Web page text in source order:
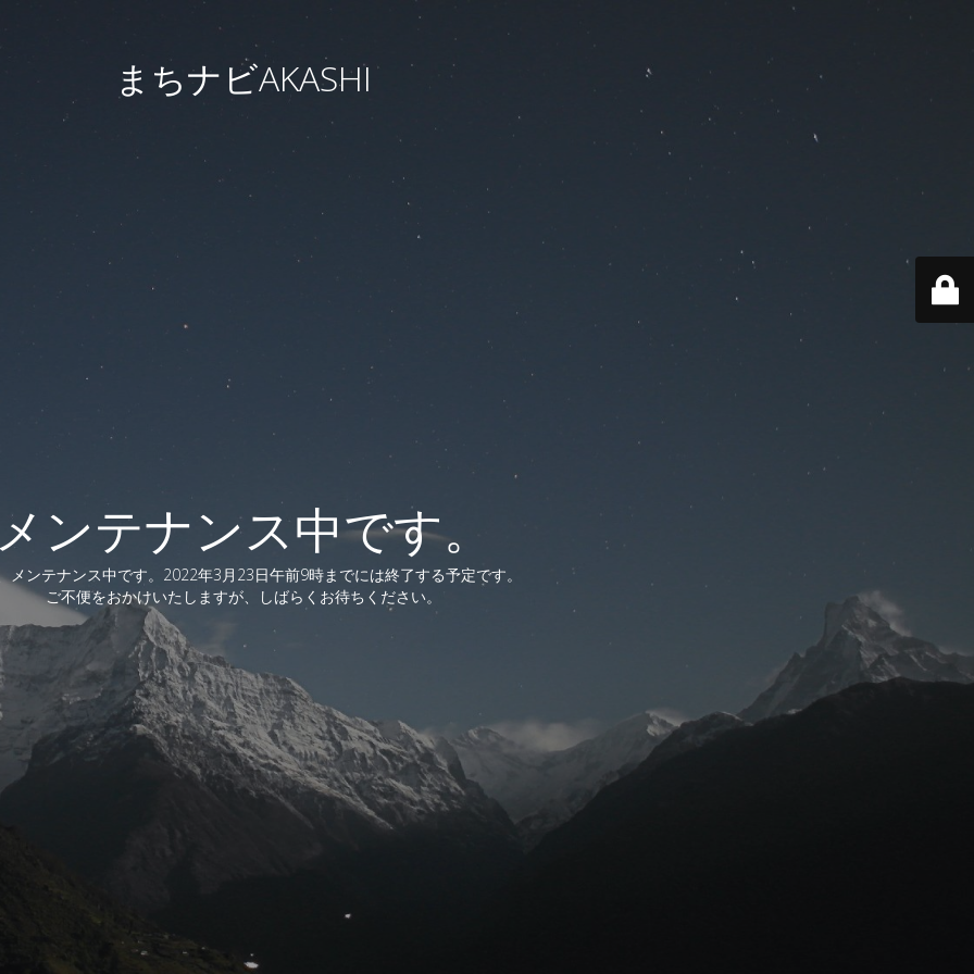
まちナビAKASHI
ンテナンス中です。
メンテナンス中です。2022年3月23日午前9時までには終了する予定です。
ご不便をおかけいたしますが、しばらくお待ちください。